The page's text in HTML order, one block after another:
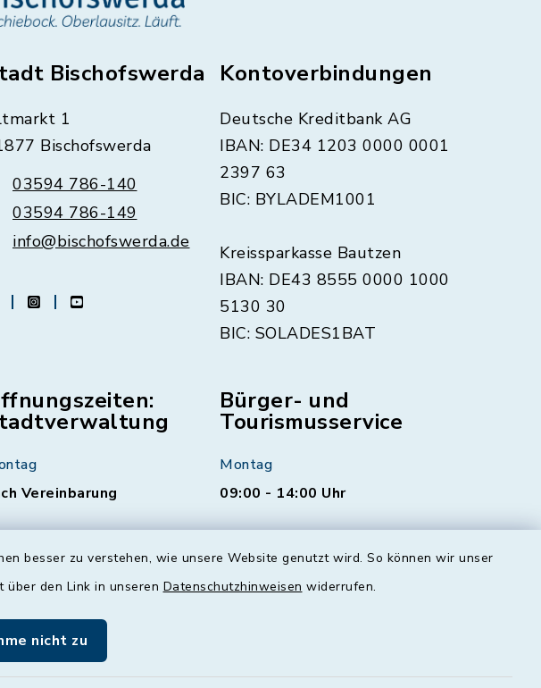
besser zu verstehen, wie unsere Website genutzt wird. So können wir unser
den Link in unseren Datenschutzhinweisen widerrufen.
nicht zu
Bischofswerda
1
Bischofswerda
03594 786-140
03594 786-149
info@bischofswerda.de
instagramyoutube
Kontoverbindungen
Deutsche Kreditbank AG
IBAN: DE34 1203 0000 0001
2397 63
BIC: BYLADEM1001
Kreissparkasse Bautzen
IBAN: DE43 8555 0000 1000
5130 30
BIC: SOLADES1BAT
Vereinbarung
- 12:00 und 13:00 - 16:00
Vereinbarung
Bürger- und
Tourismusservice
Montag
09:00 - 14:00 Uhr
Dienstag
09:00 - 12:00 und 13:00 - 18:00
Uhr